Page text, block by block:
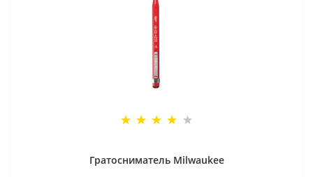
Гратосниматель Milwaukee